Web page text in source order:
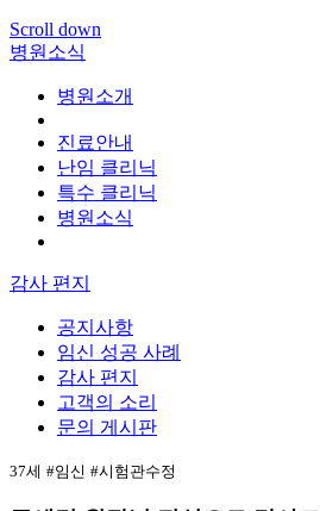
Scroll down
병원소식
병원소개
진료안내
난임 클리닉
특수 클리닉
병원소식
감사 편지
공지사항
임신 성공 사례
감사 편지
고객의 소리
문의 게시판
37세 #임신 #시험관수정